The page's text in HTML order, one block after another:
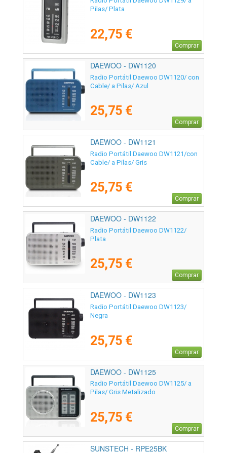
Pilas/ Plata
22,75 €
Comprar
DAEWOO - DW1120
Radio Portátil Daewoo DW1120/ con
Cable/ a Pilas/ Azul
25,75 €
Comprar
DAEWOO - DW1121
Radio Portátil Daewoo DW1121/con
Cable/ a Pilas/ Gris
25,75 €
Comprar
DAEWOO - DW1122
Radio Portátil Daewoo DW1122/
Plata
25,75 €
Comprar
DAEWOO - DW1123
Radio Portátil Daewoo DW1123/
Negra
25,75 €
Comprar
DAEWOO - DW1125
Radio Portátil Daewoo DW1125/ a
Pilas/ Gris Metalizado
25,75 €
Comprar
SUNSTECH - RPE25BK